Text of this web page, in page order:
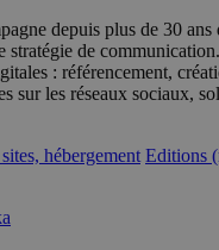
depuis plus de 30 ans
stratégie de
: référencement,
sur les réseaux sociaux,
hébergement Editions